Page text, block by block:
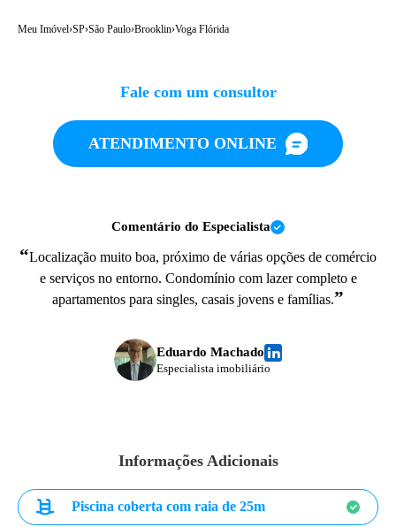
Meu Imóvel›SP›São Paulo›Brooklin›Voga Flórida
Fale com um consultor
ATENDIMENTO ONLINE
Comentário do Especialista
“Localização muito boa, próximo de várias opções de comércio
e serviços no entorno. Condomínio com lazer completo e
apartamentos para singles, casais jovens e famílias.”
Eduardo Machado
Especialista imobiliário
Informações Adicionais
Piscina coberta com raia de 25m